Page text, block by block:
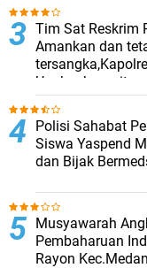
Tim Sat Reskrim
Amankan dan
Ungkapkan,
telah kembali
Polisi Sahabat
Siswa Yaspend
dan Bijak
Musyawarah
Pembaharuan
Rayon